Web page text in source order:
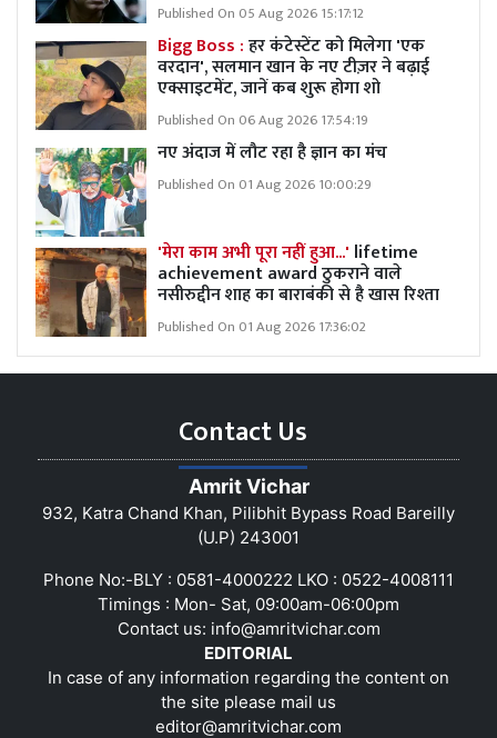
Published On 05 Aug 2026 15:17:12
Bigg Boss :हर कंटेस्टेंट को मिलेगा 'एक
वरदान', सलमान खान के नए टीज़र ने बढ़ाई
एक्साइटमेंट, जानें कब शुरू होगा शो
Published On 06 Aug 2026 17:54:19
नए अंदाज में लौट रहा है ज्ञान का मंच
Published On 01 Aug 2026 10:00:29
'मेरा काम अभी पूरा नहीं हुआ...' lifetime
achievement award ठुकराने वाले
नसीरुद्दीन शाह का बाराबंकी से है खास रिश्ता
Published On 01 Aug 2026 17:36:02
Contact Us
Amrit Vichar
932, Katra Chand Khan, Pilibhit Bypass Road Bareilly
(U.P) 243001
Phone No:-BLY : 0581-4000222 LKO : 0522-4008111
Timings : Mon- Sat, 09:00am-06:00pm
Contact us: info@amritvichar.com
EDITORIAL
In case of any information regarding the content on
the site please mail us
editor@amritvichar.com